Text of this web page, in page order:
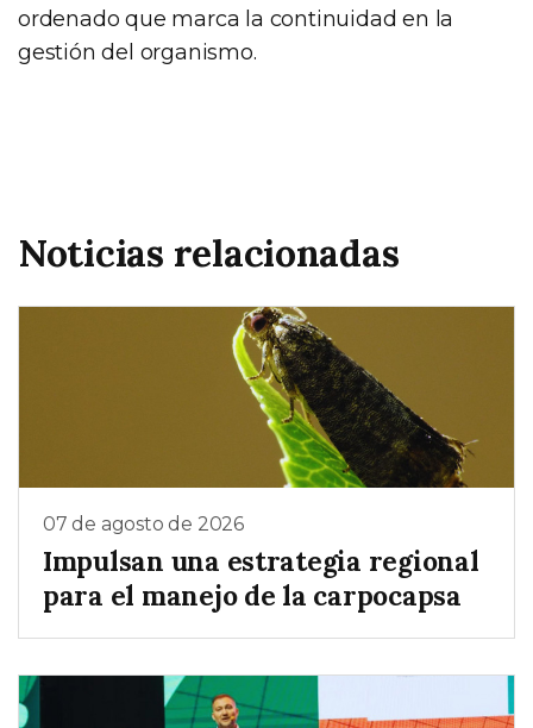
ordenado que marca la continuidad en la
gestión del organismo.
Noticias relacionadas
07 de agosto de 2026
Impulsan una estrategia regional
para el manejo de la carpocapsa